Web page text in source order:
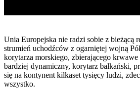
Unia Europejska nie radzi sobie z bieżącą
strumień uchodźców z ogarniętej wojną
korytarza morskiego, zbierającego krwawe
bardziej dynamiczny, korytarz bałkański,
się na kontynent kilkaset tysięcy ludzi,
wszystko.